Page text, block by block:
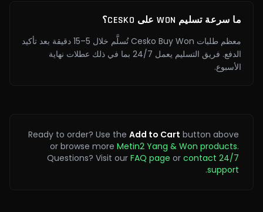
ما سرعة تسليم WON على CESKO؟
معظم طلبات Cesko Buy Won تُسلَّم خلال 5–15 دقيقة بعد تأكيد
الدفع. فريق التسليم يعمل 24/7 بما في ذلك عطلات نهاية
الأسبوع.
Ready to order? Use the Add to Cart button above
or browse more Metin2 Yang & Won products.
Questions? Visit our FAQ page or contact 24/7
support
.